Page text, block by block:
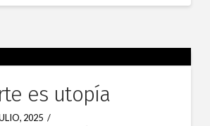
es utopía
2025